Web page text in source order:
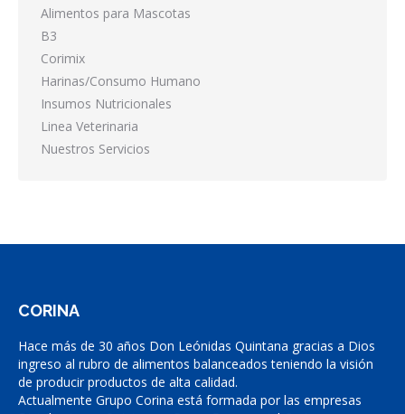
Alimentos para Mascotas
B3
Corimix
Harinas/Consumo Humano
Insumos Nutricionales
Linea Veterinaria
Nuestros Servicios
CORINA
Hace más de 30 años Don Leónidas Quintana gracias a Dios
ingreso al rubro de alimentos balanceados teniendo la visión
de producir productos de alta calidad.
Actualmente Grupo Corina está formada por las empresas